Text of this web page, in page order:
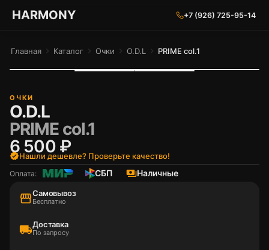
ГАРМОНИЯ ГЛАЗ
HARMONY +7 (926) 725-95-14
Главная chevron_right Каталог chevron_right Очки chevron_right O.D.L chevron_right PRIME col.1
ОЧКИ
O.D.L
PRIME col.1
6 500 ₽
verifiedНашли дешевле? Проверьте качество!
Оплата: СБП paymentsНаличные
storefrontСамовывоз
Бесплатно
local_shippingДоставка
По запросу